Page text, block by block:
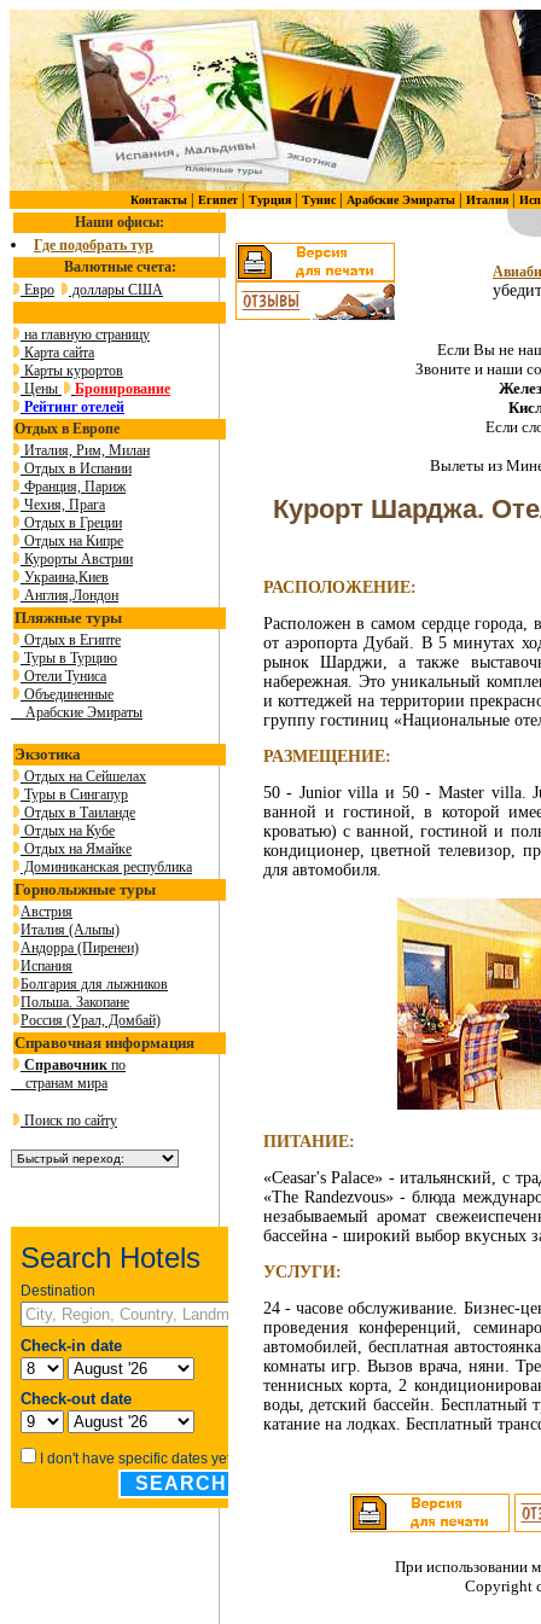
Контакты Египет| Турция| Тунис| Арабские Эмираты| Италия|
Наши офисы:
Где подобрать тур
Валютные счета:
Евро
доллары США
на главную страницу
Карта сайта
Карты курортов
Цены
Бронирование
Рейтинг отелей
Отдых в Европе
Италия, Рим, Милан
Отдых в Испании
Франция, Париж
Чехия, Прага
Отдых в Греции
Отдых на Кипре
Курорты Австрии
Украина,Киев
Англия,Лондон
Пляжные туры
Отдых в Египте
Туры в Турцию
Отели Туниса
Объединенные
Арабские Эмираты
Экзотика
Отдых на Сейшелах
Туры в Сингапур
Отдых в Таиланде
Отдых на Кубе
Отдых на Ямайке
Доминиканская республика
Горнолыжные туры
Австрия
Италия (Альпы)
Андорра (Пиренеи)
Испания
Болгария для лыжников
Польша. Закопане
Россия (Урал, Домбай)
Справочная информация
Справочник по
странам мира
Поиск по сайту
Если Вы не
Звоните и наши
Если
Вылеты из
Курорт Шарджа.
РАСПОЛОЖЕНИЕ:
Расположен в самом сердце
от аэропорта Дубай. В 5 минутах
рынок Шарджи, а также
набережная. Это уникальный
и коттеджей на территории
группу гостиниц «Национальные
РАЗМЕЩЕНИЕ:
50 - Junior villa и 50 - Master villa.
ванной и гостиной, в которой
кроватью) с ванной, гостиной и
кондиционер, цветной телевизор,
для автомобиля.
ПИТАНИЕ:
«Ceasar's Palace» - итальянский, с
«The Randezvous» - блюда
незабываемый аромат
бассейна - широкий выбор вкусных
УСЛУГИ:
24 - часове обслуживание. Бизнес-
проведения конференций,
автомобилей, бесплатная
комнаты игр. Вызов врача, няни.
теннисных корта, 2
воды, детский бассейн.
катание на лодках. Бесплатный
При использовании
Copyright